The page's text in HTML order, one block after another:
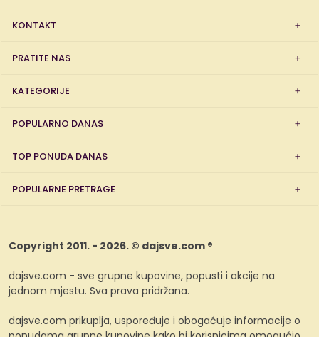
KONTAKT
PRATITE NAS
KATEGORIJE
POPULARNO DANAS
TOP PONUDA DANAS
POPULARNE PRETRAGE
Copyright 2011. - 2026. © dajsve.com ®
dajsve.com - sve grupne kupovine, popusti i akcije na
jednom mjestu. Sva prava pridržana.
dajsve.com prikuplja, uspoređuje i obogaćuje informacije o